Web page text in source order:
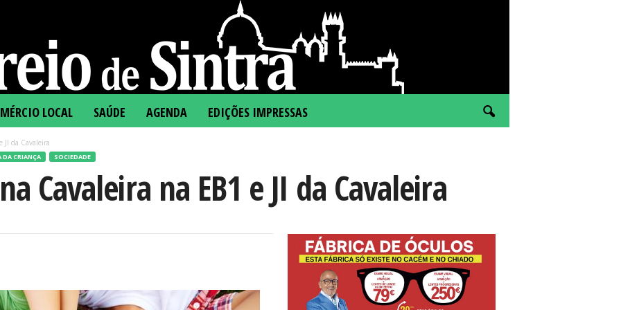
LOCAL SAÚDE AGENDA EDIÇÕES IMPRESSAS
JI da Cavaleira
DA CRIANÇA SOCIEDADE
Cavaleira na EB1 e JI da Cavaleira